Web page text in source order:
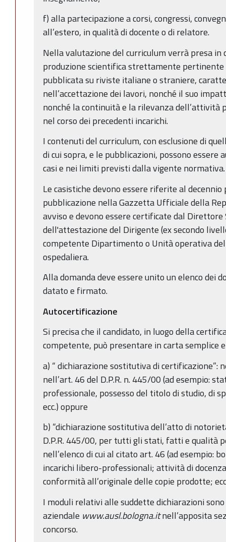
f) alla partecipazione a corsi, congressi,
all’estero, in qualità di docente o di relatore.
Nella valutazione del curriculum verrà presa in
produzione scientifica strettamente pertinente
pubblicata su riviste italiane o straniere,
nell’accettazione dei lavori, nonché il suo
nonché la continuità e la rilevanza dell’attività
nel corso dei precedenti incarichi.
I contenuti del curriculum, con esclusione di
di cui sopra, e le pubblicazioni, possono
casi e nei limiti previsti dalla vigente normativa.
Le casistiche devono essere riferite al
pubblicazione nella Gazzetta Ufficiale della
avviso e devono essere certificate dal
dell'attestazione del Dirigente (ex secondo
competente Dipartimento o Unità operativa
ospedaliera.
Alla domanda deve essere unito un elenco dei
datato e firmato.
Autocertificazione
Si precisa che il candidato, in luogo della
competente, può presentare in carta semplice
a) “ dichiarazione sostitutiva di certificazione”:
nell’art. 46 del D.P.R. n. 445/00 (ad esempio:
professionale, possesso del titolo di studio, di
ecc.) oppure
b) “dichiarazione sostitutiva dell’atto di
D.P.R. 445/00, per tutti gli stati, fatti e qualità
nell’elenco di cui al citato art. 46 (ad esempio:
incarichi libero-professionali; attività di
conformità all’originale delle copie prodotte;
I moduli relativi alle suddette dichiarazioni
aziendale www.ausl.bologna.itnell’apposita
concorso.